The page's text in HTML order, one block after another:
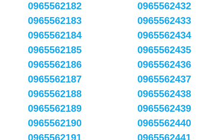
0965562182
0965562183
0965562184
0965562185
0965562186
0965562187
0965562188
0965562189
0965562190
0965562191
0965562432
0965562433
0965562434
0965562435
0965562436
0965562437
0965562438
0965562439
0965562440
0965562441